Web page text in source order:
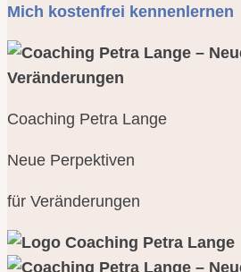
Mich kostenfrei kennenlernen
Coaching Petra Lange
Neue Perpektiven
für Veränderungen